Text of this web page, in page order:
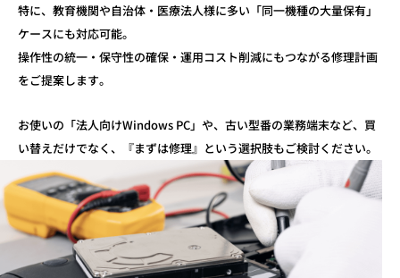
特に、教育機関や自治体・医療法人様に多い「同一機種の大量保有」
ケースにも対応可能。
操作性の統一・保守性の確保・運用コスト削減にもつながる修理計画
をご提案します。
お使いの「法人向けWindows PC」や、古い型番の業務端末など、 買
い替えだけでなく、『まずは修理』という選択肢もご検討ください。